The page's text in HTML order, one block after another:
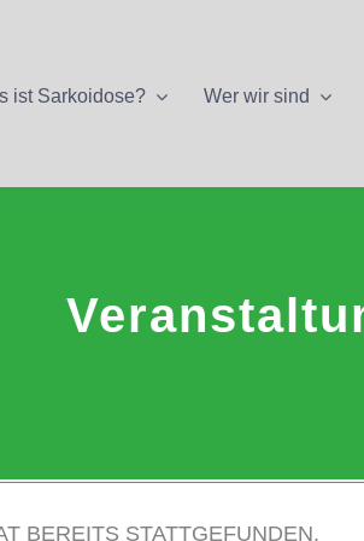
ist Sarkoidose? Wer wir sind
BEREITS STATTGEFUNDEN.